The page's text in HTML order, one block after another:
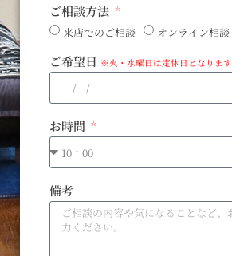
ご相談方法
来店でのご相談 オンライン相談
ご希望日 ※火・水曜日は定休日となります
お時間
備考